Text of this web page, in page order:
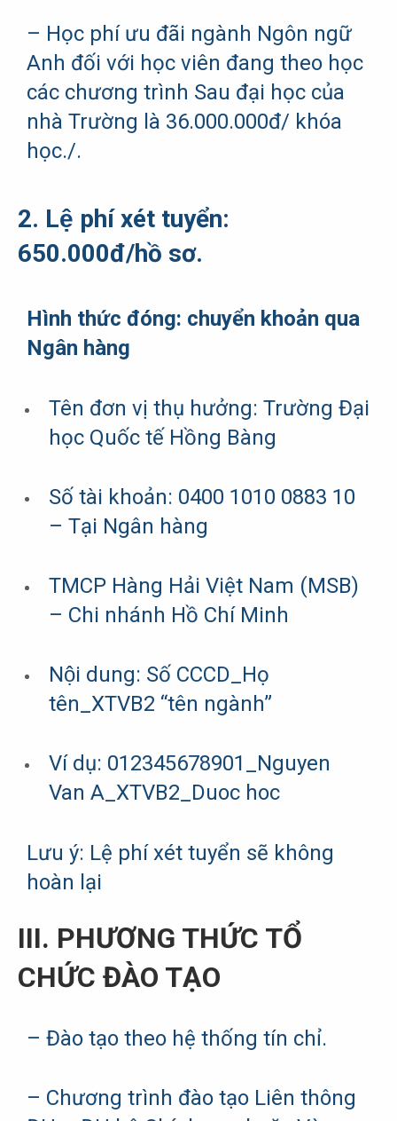
– Học phí ưu đãi ngành Ngôn ngữ
Anh đối với học viên đang theo học
các chương trình Sau đại học của
nhà Trường là 36.000.000đ/ khóa
học./.
2. Lệ phí xét tuyển:
650.000đ/hồ sơ.
Hình thức đóng: chuyển khoản qua
Ngân hàng
Tên đơn vị thụ hưởng: Trường Đại
học Quốc tế Hồng Bàng
Số tài khoản: 0400 1010 0883 10
– Tại Ngân hàng
TMCP Hàng Hải Việt Nam (MSB)
– Chi nhánh Hồ Chí Minh
Nội dung: Số CCCD_Họ
tên_XTVB2 “tên ngành”
Ví dụ: 012345678901_Nguyen
Van A_XTVB2_Duoc hoc
Lưu ý: Lệ phí xét tuyển sẽ không
hoàn lại
III. PHƯƠNG THỨC TỔ
CHỨC ĐÀO TẠO
– Đào tạo theo hệ thống tín chỉ.
– Chương trình đào tạo Liên thông